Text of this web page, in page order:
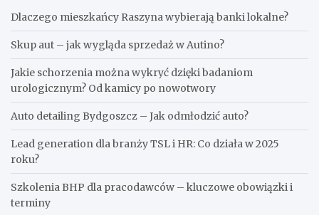
Dlaczego mieszkańcy Raszyna wybierają banki lokalne?
Skup aut – jak wygląda sprzedaż w Autino?
Jakie schorzenia można wykryć dzięki badaniom
urologicznym? Od kamicy po nowotwory
Auto detailing Bydgoszcz – Jak odmłodzić auto?
Lead generation dla branży TSL i HR: Co działa w 2025
roku?
Szkolenia BHP dla pracodawców – kluczowe obowiązki i
terminy